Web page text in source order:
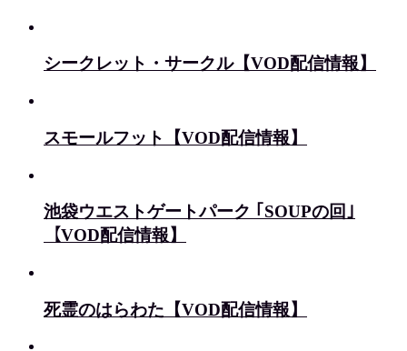
シークレット・サークル【VOD配信情報】
スモールフット【VOD配信情報】
池袋ウエストゲートパーク ｢SOUPの回｣
【VOD配信情報】
死霊のはらわた【VOD配信情報】